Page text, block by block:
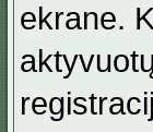
ekrane.